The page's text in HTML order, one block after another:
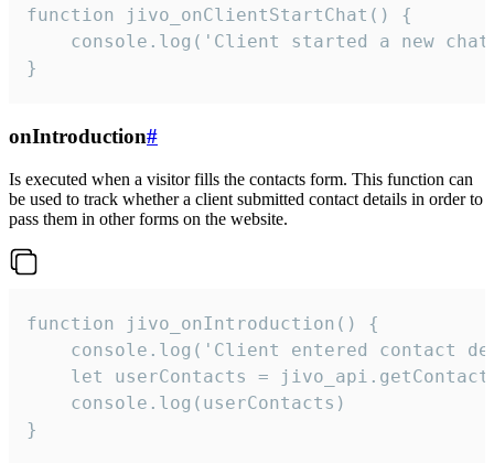
function jivo_onClientStartChat() {
console.log('Client started a new
}
onIntroduction#
Is executed when a visitor fills the contacts form. This function can
be used to track whether a client submitted contact details in order to
pass them in other forms on the website.
function jivo_onIntroduction() {
console.log('Client entered contact
let userContacts =
    console.log(userContacts)
}